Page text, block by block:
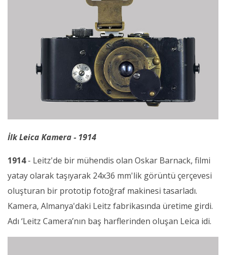
İlk Leica Kamera - 1914
1914- Leitz'de bir mühendis olan Oskar Barnack, filmi
yatay olarak taşıyarak 24x36 mm'lik görüntü çerçevesi
oluşturan bir prototip fotoğraf makinesi tasarladı.
Kamera, Almanya'daki Leitz fabrikasında üretime girdi.
Adı ‘Leitz Camera’nın baş harflerinden oluşan Leica idi.